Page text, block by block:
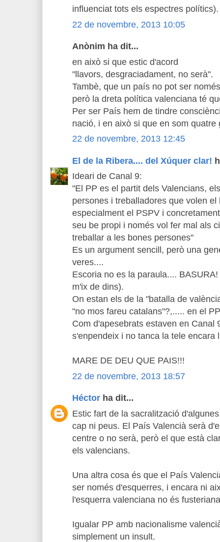
influenciat tots els espectres polítics).
22 de novembre, 2013 10:05
Anònim ha dit...
en això si que estic d'acord
"llavors, desgraciadament, no serà".
Tambè, que un país no pot ser
però la dreta política valenciana té
Per ser País hem de tindre
nació, i en això si que en som quatre
22 de novembre, 2013 12:45
El de la Ribera.... del Xúquer clar!
Ideari de Canal 9:
"El PP es el partit dels Valencians,
persones i treballadores que volen
especialment el PSPV i
seu be propi i només vol fer mal als
treballar a les bones persones"
Es un argument sencill, però una
veres....
Escoria no es la paraula....
m'ix de dins).
On estan els de la "batalla de
"no mos fareu catalans"?,..... en el
Com d'apesebrats estaven en Canal
s'enpendeix i no tanca la tele encara
MARE DE DEU QUE PAIS!!!
22 de novembre, 2013 18:57
Héctor ha dit...
Estic fart de la sacralització
cap ni peus. El País Valencià serà
centre o no serà, però el que està
els valencians.
Una altra cosa és que el País
ser només d'esquerres, i encara ni
l'esquerra valenciana no és
Igualar PP amb nacionalisme
simplement un insult.